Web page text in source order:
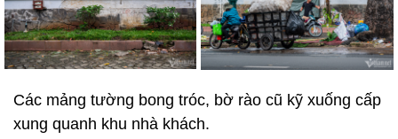
Các mảng tường bong tróc, bờ rào cũ kỹ xuống cấp
xung quanh khu nhà khách.